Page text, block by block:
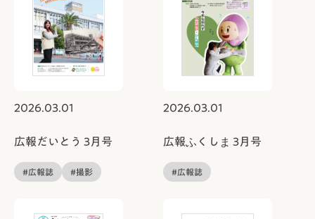
2026.03.01
広報だいとう 3月号
#広報誌 #撮影
2026.03.01
広報ふくしま 3月号
#広報誌